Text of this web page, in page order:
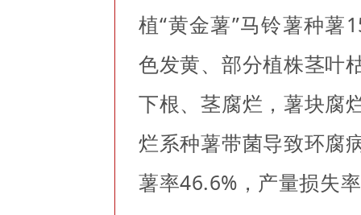
植“黄金薯”马铃薯种薯
色发黄、部分植株茎叶
下根、茎腐烂，薯块腐
烂系种薯带菌导致环腐
薯率46.6%，产量损失